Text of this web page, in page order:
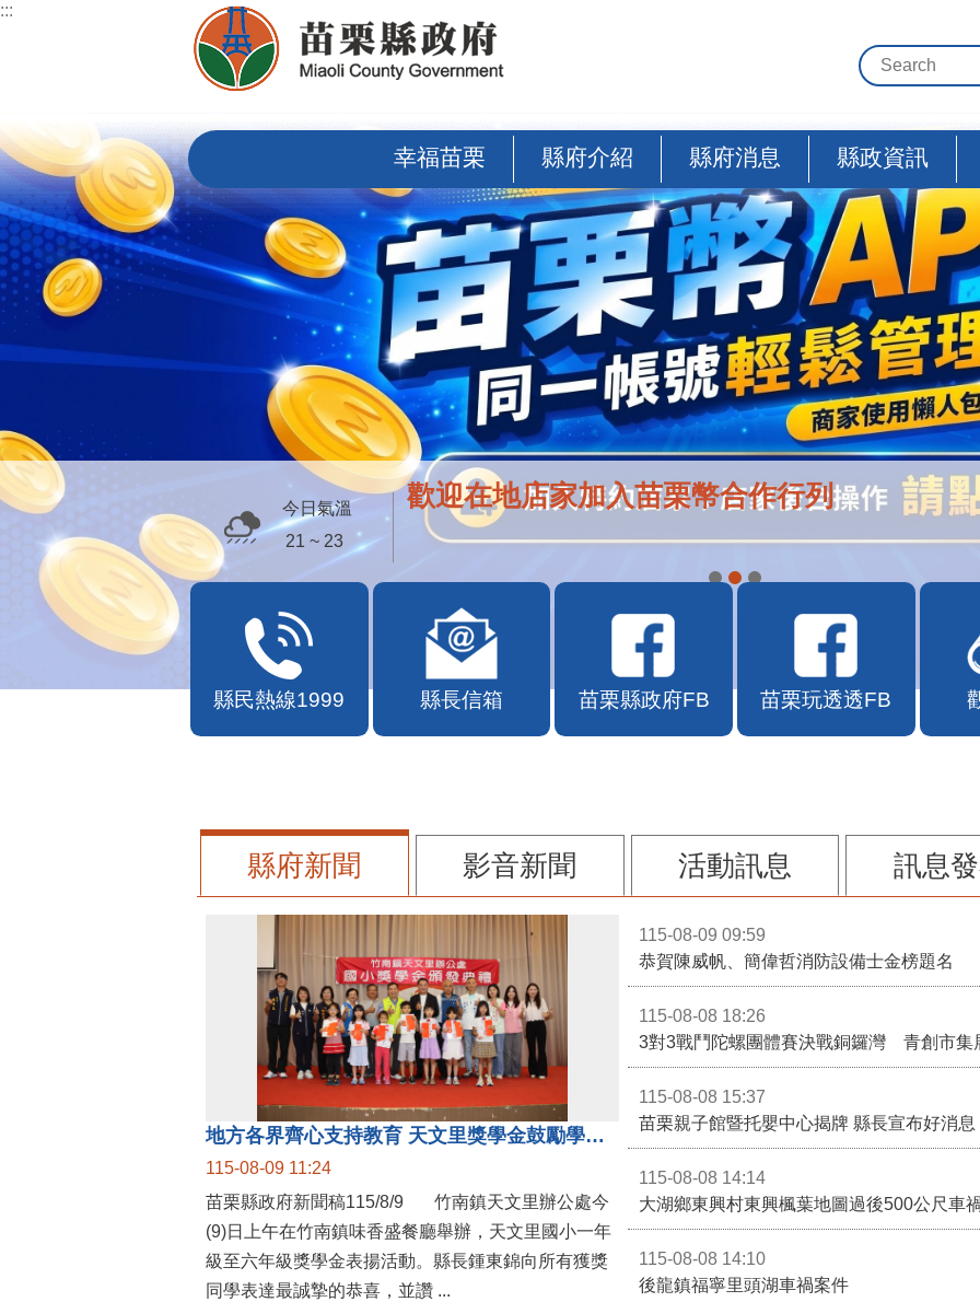
跳到主要內容區塊
:::
幸福苗栗 縣府介紹 縣府消息 縣政資訊
歡迎在地店家加入苗栗幣合作行列
今日氣溫
21 ~ 23
縣民熱線1999 縣長信箱 苗栗縣政府FB 苗栗玩透透FB
縣府新聞 影音新聞 活動訊息 訊息
地方各界齊心支持教育 天文里獎學金鼓勵學童勇敢追夢
115-08-09 11:24
苗栗縣政府新聞稿115/8/9 竹南鎮天文里辦公處今
(9)日上午在竹南鎮味香盛餐廳舉辦，天文里國小一年
級至六年級獎學金表揚活動。縣長鍾東錦向所有獲獎
同學表達最誠摯的恭喜，並讚 ...
115-08-09 09:59
恭賀陳威帆、簡偉哲消防設備士金榜題名
115-08-08 18:26
3對3戰鬥陀螺團體賽決戰銅鑼灣 青創市集
115-08-08 15:37
苗栗親子館暨托嬰中心揭牌 縣長宣布好消
115-08-08 14:14
大湖鄉東興村東興楓葉地圖過後500公尺車
115-08-08 14:10
後龍鎮福寧里頭湖車禍案件